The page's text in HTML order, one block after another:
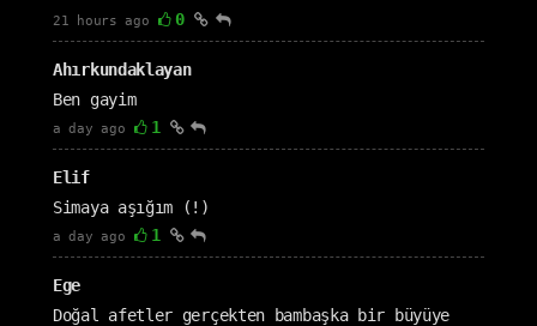
21 hours ago 0
Ahırkundaklayan
Ben gayim
a day ago 1
Elif
Simaya aşığım (!)
a day ago 1
Ege
Doğal afetler gerçekten bambaşka bir büyüye